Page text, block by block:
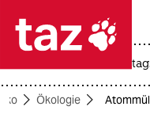
 taz
Ökologie